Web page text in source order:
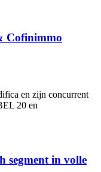
Cofinimmo
en zijn concurrent
20 en
segment in volle